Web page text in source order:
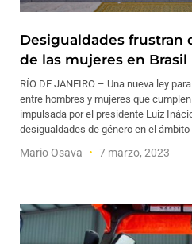
Desigualdades frustran
de las mujeres en Brasil
RÍO DE JANEIRO – Una nueva ley
entre hombres y mujeres que
impulsada por el presidente Luiz
desigualdades de género en el ámbito
Mario Osava 7 marzo, 2023